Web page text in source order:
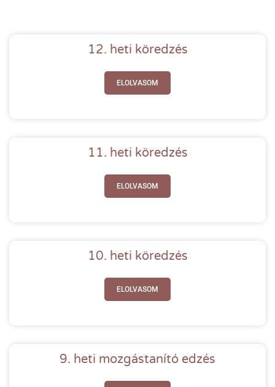
12. heti köredzés
ELOLVASOM
11. heti köredzés
ELOLVASOM
10. heti köredzés
ELOLVASOM
9. heti mozgástanító edzés